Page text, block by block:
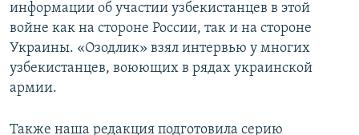
информации об участии узбекистанцев в этой
войне как на стороне России, так и на стороне
Украины. «Озодлик» взял интервью у многих
узбекистанцев, воюющих в рядах украинской
армии.
Также наша редакция подготовила серию